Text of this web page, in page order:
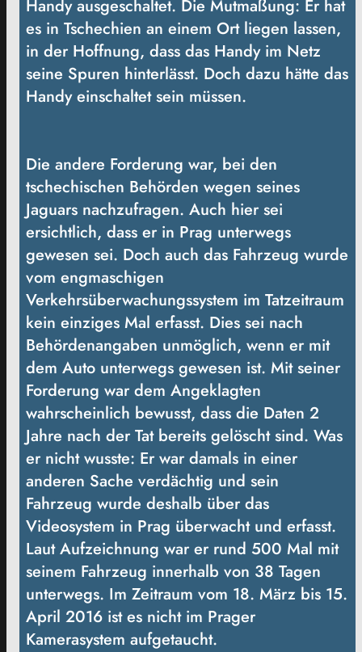
Handy ausgeschaltet. Die Mutmaßung: Er hat
es in Tschechien an einem Ort liegen lassen,
in der Hoffnung, dass das Handy im Netz
seine Spuren hinterlässt. Doch dazu hätte das
Handy einschaltet sein müssen.
Die andere Forderung war, bei den
tschechischen Behörden wegen seines
Jaguars nachzufragen. Auch hier sei
ersichtlich, dass er in Prag unterwegs
gewesen sei. Doch auch das Fahrzeug wurde
vom engmaschigen
Verkehrsüberwachungssystem im Tatzeitraum
kein einziges Mal erfasst. Dies sei nach
Behördenangaben unmöglich, wenn er mit
dem Auto unterwegs gewesen ist. Mit seiner
Forderung war dem Angeklagten
wahrscheinlich bewusst, dass die Daten 2
Jahre nach der Tat bereits gelöscht sind. Was
er nicht wusste: Er war damals in einer
anderen Sache verdächtig und sein
Fahrzeug wurde deshalb über das
Videosystem in Prag überwacht und erfasst.
Laut Aufzeichnung war er rund 500 Mal mit
seinem Fahrzeug innerhalb von 38 Tagen
unterwegs. Im Zeitraum vom 18. März bis 15.
April 2016 ist es nicht im Prager
Kamerasystem aufgetaucht.